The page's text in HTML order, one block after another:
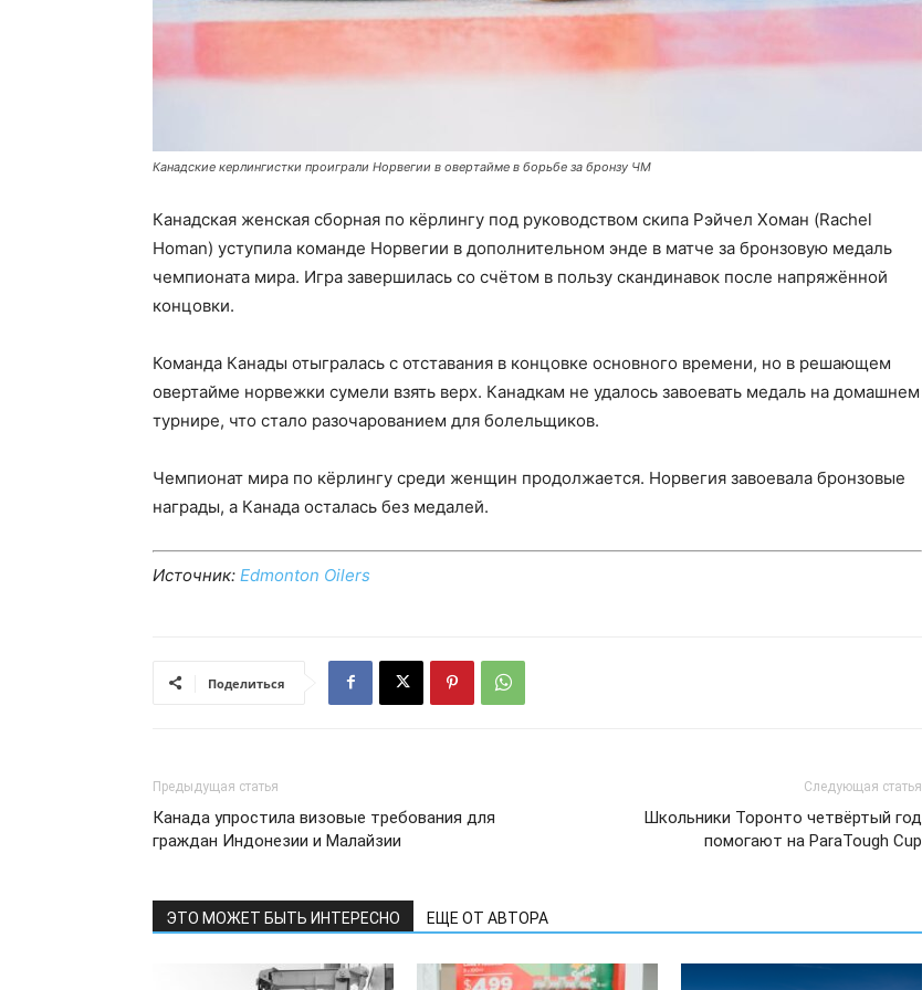
Канадские керлингистки проиграли Норвегии в овертайме в борьбе за бронзу ЧМ
Канадская женская сборная по кёрлингу под руководством скипа Рэйчел Хоман (Rachel
Homan) уступила команде Норвегии в дополнительном энде в матче за бронзовую медаль
чемпионата мира. Игра завершилась со счётом в пользу скандинавок после напряжённой
концовки.
Команда Канады отыгралась с отставания в концовке основного времени, но в решающем
овертайме норвежки сумели взять верх. Канадкам не удалось завоевать медаль на домашнем
турнире, что стало разочарованием для болельщиков.
Чемпионат мира по кёрлингу среди женщин продолжается. Норвегия завоевала бронзовые
награды, а Канада осталась без медалей.
Источник: Edmonton Oilers
Поделиться
Предыдущая статья
Канада упростила визовые требования для
граждан Индонезии и Малайзии
Следующая статья
Школьники Торонто четвёртый год
помогают на ParaTough Cup
ЭТО МОЖЕТ БЫТЬ ИНТЕРЕСНО ЕЩЕ ОТ АВТОРА